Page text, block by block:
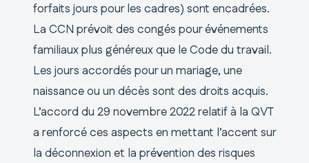
forfaits jours pour les cadres) sont encadrées.
La CCN prévoit des congés pour événements
familiaux plus généreux que le Code du travail.
Les jours accordés pour un mariage, une
naissance ou un décès sont des droits acquis.
L’accord du 29 novembre 2022 relatif à la QVT
a renforcé ces aspects en mettant l’accent sur
la déconnexion et la prévention des risques